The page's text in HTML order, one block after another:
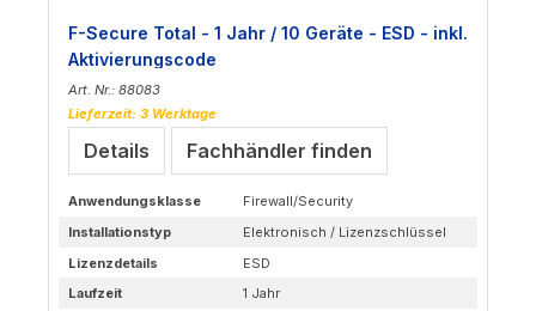
F-Secure Total - 1 Jahr / 10 Geräte - ESD - inkl.
Aktivierungscode
Art. Nr.: 88083
Lieferzeit: 3 Werktage
Details Fachhändler finden
Anwendungsklasse
Firewall/Security
Installationstyp
Elektronisch / Lizenzschlüssel
Lizenzdetails
ESD
Laufzeit
1 Jahr